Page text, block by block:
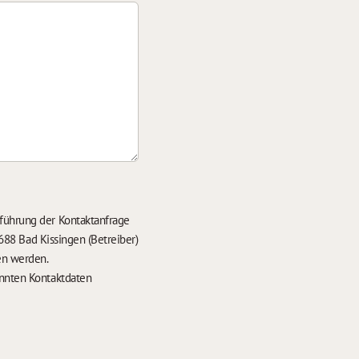
der Kontaktanfrage
Bad Kissingen (Betreiber)
werden.
Kontaktdaten